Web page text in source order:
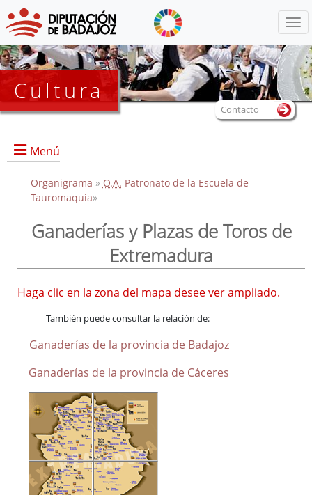
Cultura
Menú
Convocatoria de participación al XIV Certamen "Trofeo
Diputación de Badajoz"
Actividades
Plazas de Toros
Eventos taurinos
Extremadura y los toros
Peñas y Clubes Taurinos
Organigrama » O.A. Patronato de la Escuela de
Tauromaquia»
Ganaderías y Plazas de Toros de
Extremadura
Haga clic en la zona del mapa desee ver ampliado.
También puede consultar la relación de:
Ganaderías de la provincia de Badajoz
Ganaderías de la provincia de Cáceres
Contacto